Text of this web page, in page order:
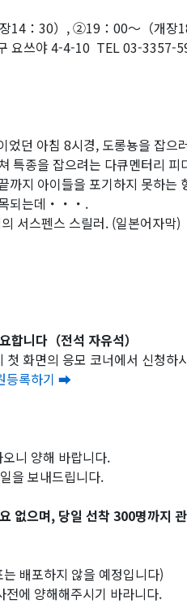
14：30）, ②19：00～（개장
요쓰야 4-4-10 TEL 03-3357-
던 아침 8시경, 도롱뇽을 잡으
특종을 잡으려는 다큐멘터리
지 아이들을 포기하지 못하는
되는데・・・.
서스펜스 스릴러. (일본어자막)
니다（전석 자유석）
화면의 응모 코너에서 신청하
등록하기 ➡
니 양해 바랍니다.
을 보내드립니다.
없으며, 당일 선착 300명까지
배포하지 않을 예정입니다)
에 양해해주시기 바라니다.